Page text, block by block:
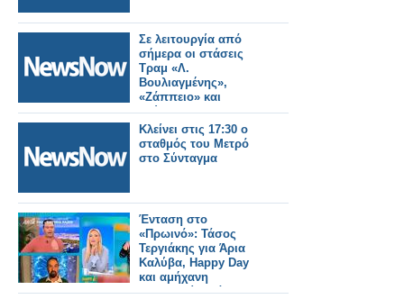
Σε λειτουργία από
σήμερα οι στάσεις
Τραμ «Λ.
Βουλιαγμένης»,
«Ζάππειο» και
«Σύνταγμα»
Κλείνει στις 17:30 ο
σταθμός του Μετρό
στο Σύνταγμα
Ένταση στο
«Πρωινό»: Τάσος
Τεργιάκης για Άρια
Καλύβα, Happy Day
και αμήχανη
στιχομυθία Λιάγκα –